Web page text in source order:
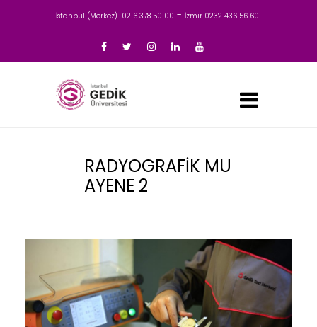
İstanbul (Merkez) 0216 378 50 00 - İzmir 0232 436 56 60
RADYOGRAFİK MU
AYENE 2